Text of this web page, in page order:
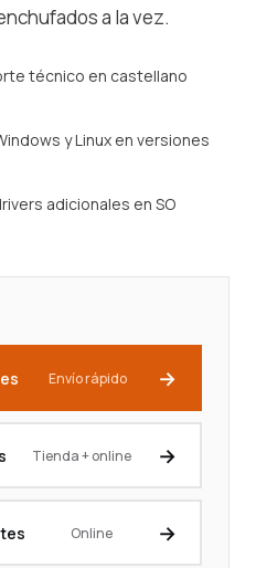
a la vez.
técnico en castellano
y Linux en versiones
adicionales en SO
Envío rápido
Tienda + online
Online